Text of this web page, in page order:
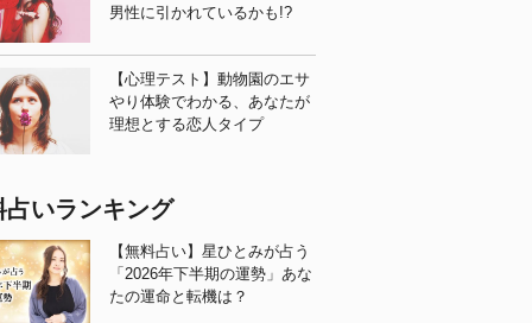
男性に引かれているかも!?
【心理テスト】動物園のエサ
やり体験でわかる、あなたが
理想とする恋人タイプ
占いランキング
【無料占い】星ひとみが占う
「2026年下半期の運勢」あな
たの運命と転機は？